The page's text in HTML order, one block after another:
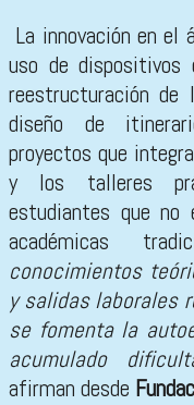
La innovación en el
uso de dispositivos
reestructuración de
diseño de
proyectos que
y los talleres
estudiantes que no
académicas
conocimientos
y salidas laborales
se fomenta la
acumulado
afirman desde